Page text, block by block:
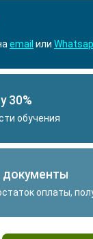
email или
30%
обучения
документы
оплаты,